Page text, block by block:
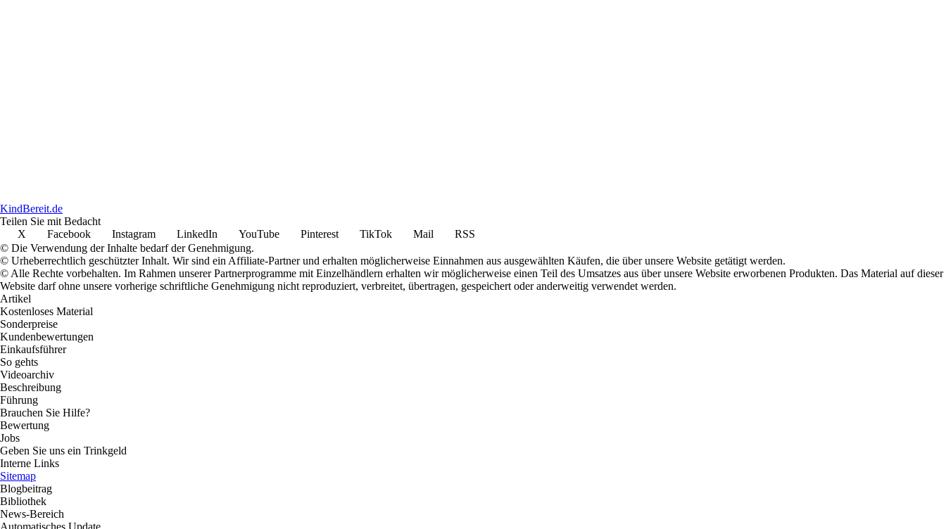
KindBereit.de
Teilen Sie mit Bedacht
X
Facebook Instagram LinkedIn YouTube Pinterest TikTok Mail
RSS
© Die Verwendung der Inhalte bedarf der Genehmigung.
© Urheberrechtlich geschützter Inhalt. Wir sind ein Affiliate-Partner und erhalten möglicherweise Einnahmen aus ausgewählten Käufen, die über unsere Website getätigt werden.
© Alle Rechte vorbehalten. Im Rahmen unserer Partnerprogramme mit Einzelhändlern erhalten wir möglicherweise einen Teil des Umsatzes aus über unsere Website erworbenen Produkten. Das Material auf dieser
Website darf ohne unsere vorherige schriftliche Genehmigung nicht reproduziert, verbreitet, übertragen, gespeichert oder anderweitig verwendet werden.
Artikel
Kostenloses Material
Sonderpreise
Kundenbewertungen
Einkaufsführer
So gehts
Videoarchiv
Beschreibung
Führung
Brauchen Sie Hilfe?
Bewertung
Jobs
Geben Sie uns ein Trinkgeld
Interne Links
Sitemap
Blogbeitrag
Bibliothek
News-Bereich
Automatisches Update